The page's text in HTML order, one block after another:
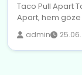
Taco Pull Apart
Apart, hem göze
admin